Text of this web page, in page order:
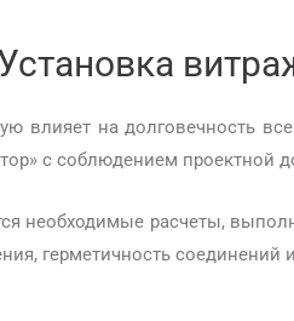
влияет на долговечность
с соблюдением проектной
необходимые расчеты,
герметичность соединений